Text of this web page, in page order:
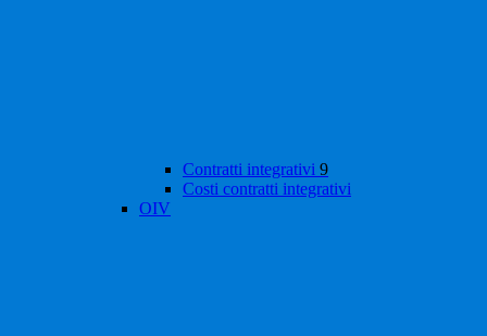
Contratti integrativi 9
Costi contratti integrativi
OIV